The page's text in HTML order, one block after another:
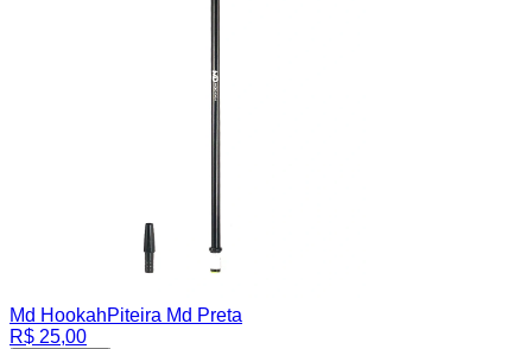
Md HookahPiteira Md Preta
R$ 25,00